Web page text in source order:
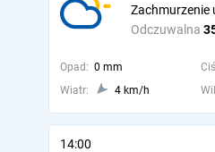
Odczuwalna
Zachmurzenie
Opad: 0 mm
Wiatr:
4 km/h
14:00